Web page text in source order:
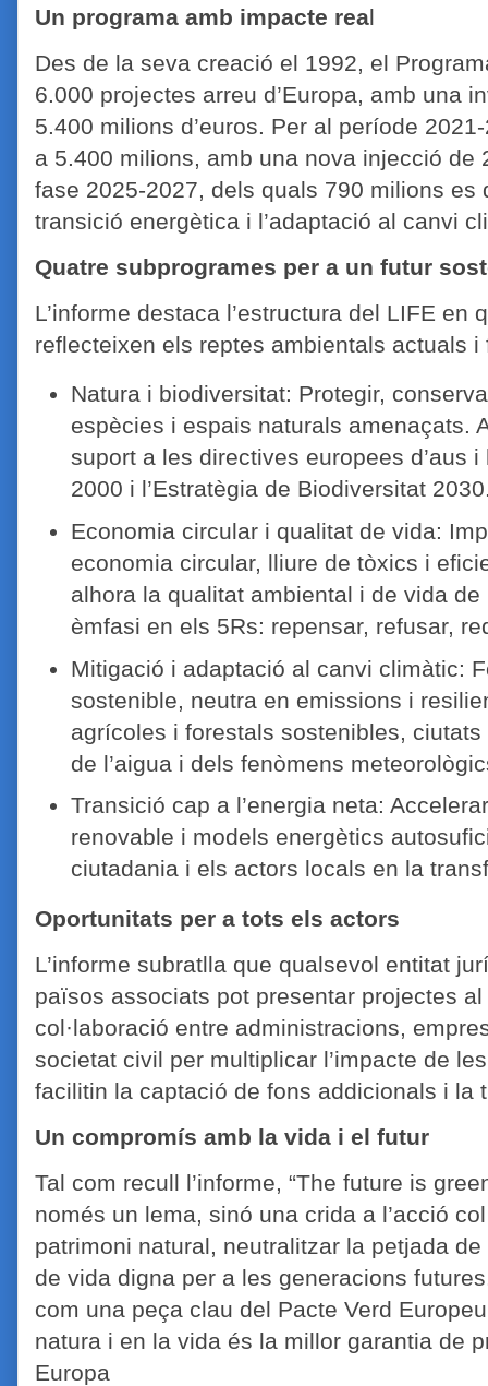
Un programa amb impacte real
Des de la seva creació el 1992, el
6.000 projectes arreu d’Europa, amb una
5.400 milions d’euros. Per al període
a 5.400 milions, amb una nova injecció de
fase 2025-2027, dels quals 790 milions
transició energètica i l’adaptació al canvi
Quatre subprogrames per a un futur
L’informe destaca l’estructura del LIFE
reflecteixen els reptes ambientals actuals i
Natura i biodiversitat: Protegir,
espècies i espais naturals amenaçats.
suport a les directives europees d’aus
2000 i l’Estratègia de Biodiversitat
Economia circular i qualitat de vida:
economia circular, lliure de tòxics i
alhora la qualitat ambiental i de vida
èmfasi en els 5Rs: repensar, refusar,
Mitigació i adaptació al canvi climàtic:
sostenible, neutra en emissions i
agrícoles i forestals sostenibles,
de l’aigua i dels fenòmens
Transició cap a l’energia neta:
renovable i models energètics
ciutadania i els actors locals en la
Oportunitats per a tots els actors
L’informe subratlla que qualsevol entitat
països associats pot presentar projectes
col·laboració entre administracions,
societat civil per multiplicar l’impacte de
facilitin la captació de fons addicionals i la
Un compromís amb la vida i el futur
Tal com recull l’informe, “The future is
només un lema, sinó una crida a l’acció
patrimoni natural, neutralitzar la petjada
de vida digna per a les generacions
com una peça clau del Pacte Verd
natura i en la vida és la millor garantia de
Europa